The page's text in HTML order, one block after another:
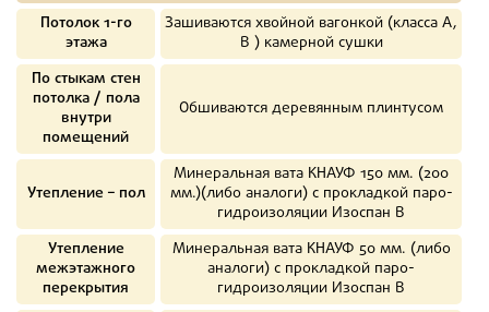
Потолок 1-го
этажа
Зашиваются хвойной вагонкой (класса А,
В ) камерной сушки
По стыкам стен
потолка / пола
внутри
помещений
Обшиваются деревянным плинтусом
Утепление – пол
Минеральная вата КНАУФ 150 мм. (200
мм.)(либо аналоги) с прокладкой паро-
гидроизоляции Изоспан В
Утепление
межэтажного
перекрытия
Минеральная вата КНАУФ 50 мм. (либо
аналоги) с прокладкой паро-
гидроизоляции Изоспан В